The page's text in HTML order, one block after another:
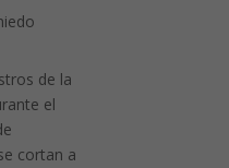
de la
el
cortan a